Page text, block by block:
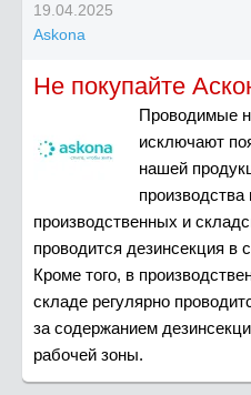
19.04.2025
Askona
Не покупайте
Проводимые
исключают
нашей
производственных и
проводится дезинсекция в
Кроме того, в
складе регулярно
за содержанием
рабочей зоны.